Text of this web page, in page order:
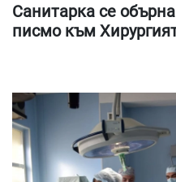
Санитарка се
писмо към